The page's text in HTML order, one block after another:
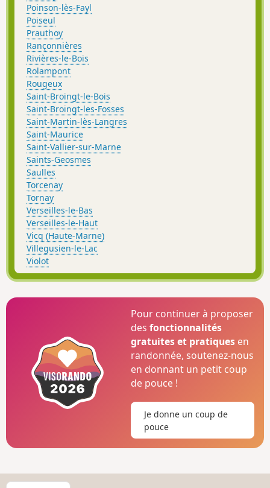
Poinson-lès-Fayl
Poiseul
Prauthoy
Rançonnières
Rivières-le-Bois
Rolampont
Rougeux
Saint-Broingt-le-Bois
Saint-Broingt-les-Fosses
Saint-Martin-lès-Langres
Saint-Maurice
Saint-Vallier-sur-Marne
Saints-Geosmes
Saulles
Torcenay
Tornay
Verseilles-le-Bas
Verseilles-le-Haut
Vicq (Haute-Marne)
Villegusien-le-Lac
Violot
Pour continuer à proposer
desfonctionnalités
gratuites et pratiques en
randonnée, soutenez-nous
en donnant un petit coup
de pouce !
Je donne un coup de
pouce